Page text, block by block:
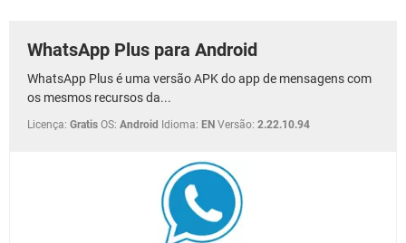
WhatsApp Plus para Android
WhatsApp Plus é uma versão APK do app de mensagens com
os mesmos recursos da...
Licença: Gratis OS: Android Idioma: EN Versão: 2.22.10.94